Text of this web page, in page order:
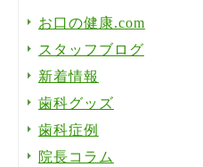
お口の健康.com
スタッフブログ
新着情報
歯科グッズ
歯科症例
院長コラム